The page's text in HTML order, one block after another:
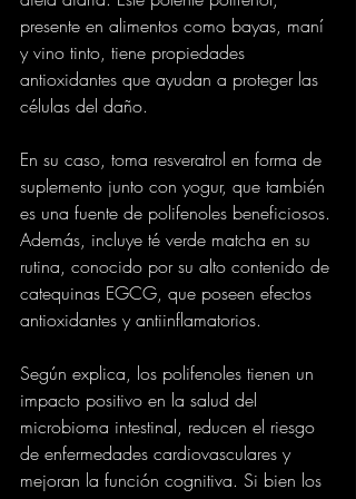
presente en alimentos como bayas, maní
y vino tinto, tiene propiedades
antioxidantes que ayudan a proteger las
células del daño.
En su caso, toma resveratrol en forma de
suplemento junto con yogur, que también
es una fuente de polifenoles beneficiosos.
Además, incluye té verde matcha en su
rutina, conocido por su alto contenido de
catequinas EGCG, que poseen efectos
antioxidantes y antiinflamatorios.
Según explica, los polifenoles tienen un
impacto positivo en la salud del
microbioma intestinal, reducen el riesgo
de enfermedades cardiovasculares y
mejoran la función cognitiva. Si bien los